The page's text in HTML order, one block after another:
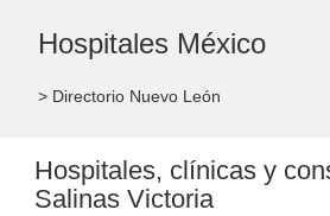
Hospitales México
> Directorio Nuevo León
Hospitales, clínicas y
Salinas Victoria